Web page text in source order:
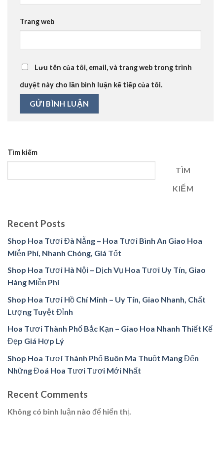
Trang web
Lưu tên của tôi, email, và trang web trong trình
duyệt này cho lần bình luận kế tiếp của tôi.
Tìm kiếm
TÌM
KIẾM
Recent Posts
Shop Hoa Tươi Đà Nẵng – Hoa Tươi Bình An Giao Hoa
Miễn Phí, Nhanh Chóng, Giá Tốt
Shop Hoa Tươi Hà Nội – Dịch Vụ Hoa Tươi Uy Tín, Giao
Hàng Miễn Phí
Shop Hoa Tươi Hồ Chí Minh – Uy Tín, Giao Nhanh, Chất
Lượng Tuyệt Đỉnh
Hoa Tươi Thành Phố Bắc Kạn – Giao Hoa Nhanh Thiết Kế
Đẹp Giá Hợp Lý
Shop Hoa Tươi Thành Phố Buôn Ma Thuột Mang Đến
Những Đoá Hoa Tươi Tươi Mới Nhất
Recent Comments
Không có bình luận nào để hiển thị.